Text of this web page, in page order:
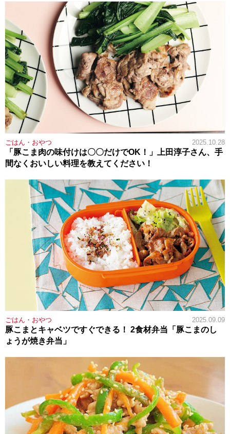
ごはん・おやつ 2025.10.28
「豚こま肉の味付けは〇〇だけでOK！」上田淳子さん、手
間なくおいしい料理を教えてください！
ごはん・おやつ 2025.09.09
豚こまとキャベツですぐできる！ 2食材弁当「豚こまのし
ょうが焼き弁当」